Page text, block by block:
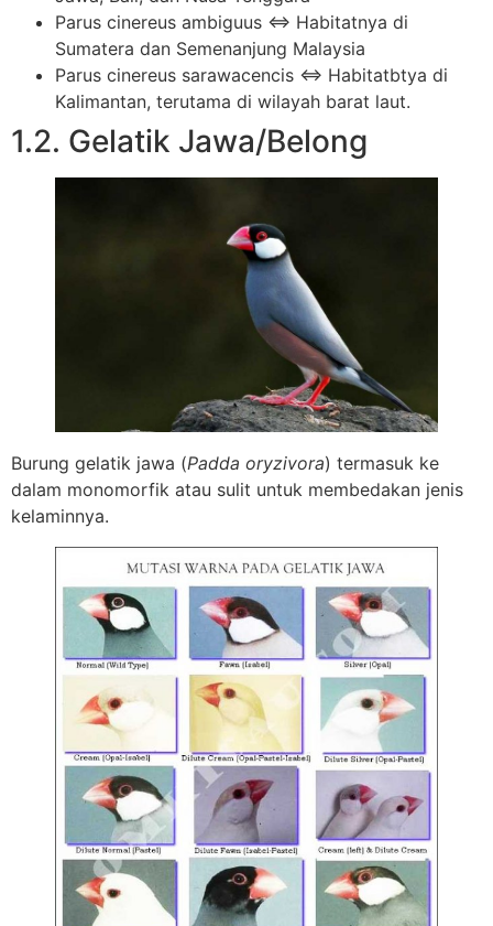
Parus cinereus ambiguus ⇔ Habitatnya di
Sumatera dan Semenanjung Malaysia
Parus cinereus sarawacencis ⇔ Habitatbtya di
Kalimantan, terutama di wilayah barat laut.
1.2. Gelatik Jawa/Belong
Burung gelatik jawa (Padda oryzivora) termasuk ke
dalam monomorfik atau sulit untuk membedakan jenis
kelaminnya.